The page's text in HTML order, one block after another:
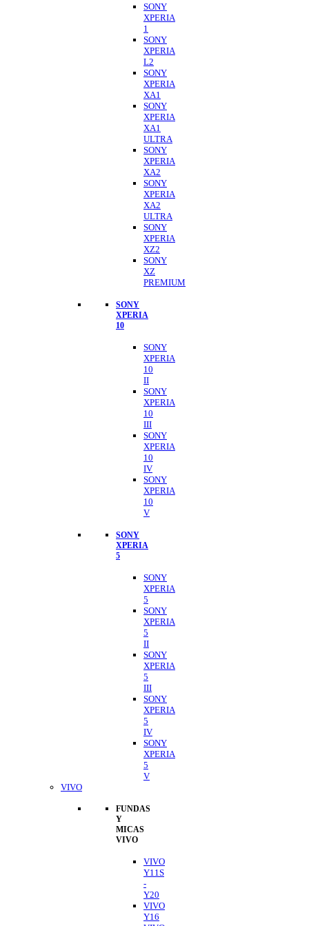
SONY
XPERIA
1
SONY
XPERIA
L2
SONY
XPERIA
XA1
SONY
XPERIA
XA1
ULTRA
SONY
XPERIA
XA2
SONY
XPERIA
XA2
ULTRA
SONY
XPERIA
XZ2
SONY
XZ
PREMIUM
SONY
XPERIA
10
SONY
XPERIA
10
II
SONY
XPERIA
10
III
SONY
XPERIA
10
IV
SONY
XPERIA
10
V
SONY
XPERIA
5
SONY
XPERIA
5
SONY
XPERIA
5
II
SONY
XPERIA
5
III
SONY
XPERIA
5
IV
SONY
XPERIA
5
V
VIVO
FUNDAS
Y
MICAS
VIVO
VIVO
Y11S
-
Y20
VIVO
Y16